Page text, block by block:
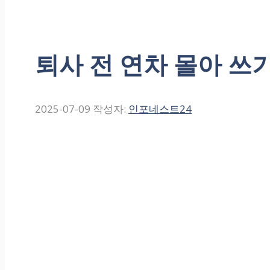
퇴사 전 연차 몰아 쓰
2025-07-09 작성자: 인포네스트24